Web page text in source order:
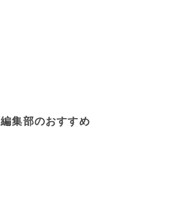
編集部のおすすめ